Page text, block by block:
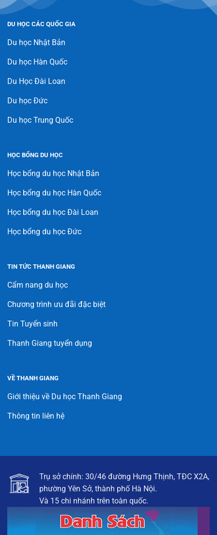
DU HỌC CÁC QUỐC GIA
Du học Nhật Bản
Du học Hàn Quốc
Du Học Đài Loan
Du học Đức
Du học Trung Quốc
HỌC BỔNG DU HỌC
Học bổng du học Nhật Bản
Học bổng du học Hàn Quốc
Học bổng du học Đài Loan
Học bổng du học Đức
TIN TỨC THANH GIANG
Cẩm nang du học
Chương trình ưu đãi đặc biệt
Tin Tuyển sinh
Thanh Giang tuyển dụng
VỀ THANH GIANG
Giới thiệu về Du học Thanh Giang
Thông tin liên hệ
Trụ sở chính: 30/46 đường Hưng Thịnh, TĐC X2A,
phường Yên Sở, thành phố Hà Nội.
Và 15 chi nhánh trên toàn quốc.